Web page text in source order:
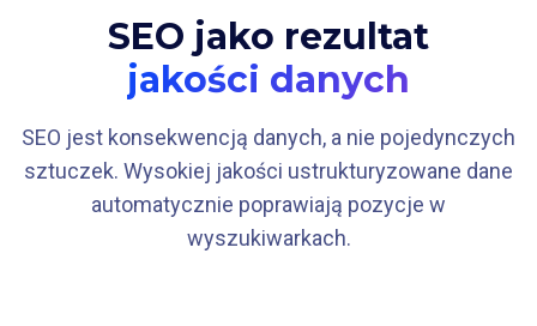
SEO jako rezultat
jakości danych
SEO jest konsekwencją danych, a nie pojedynczych
sztuczek. Wysokiej jakości ustrukturyzowane dane
automatycznie poprawiają pozycje w
wyszukiwarkach.